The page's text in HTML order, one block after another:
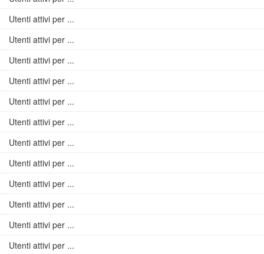
Utenti attivi per ...
Utenti attivi per ...
Utenti attivi per ...
Utenti attivi per ...
Utenti attivi per ...
Utenti attivi per ...
Utenti attivi per ...
Utenti attivi per ...
Utenti attivi per ...
Utenti attivi per ...
Utenti attivi per ...
Utenti attivi per ...